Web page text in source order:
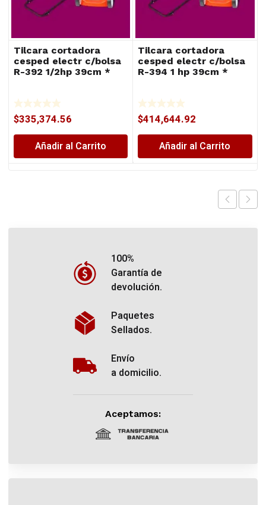
Tilcara cortadora
cesped electr c/bolsa
R-392 1/2hp 39cm *
$335,374.56
Añadir al Carrito
Tilcara cortadora
cesped electr c/bolsa
R-394 1 hp 39cm *
$414,644.92
Añadir al Carrito
100%
Garantía de
devolución.
Paquetes
Sellados.
Envío
a domicilio.
Aceptamos: